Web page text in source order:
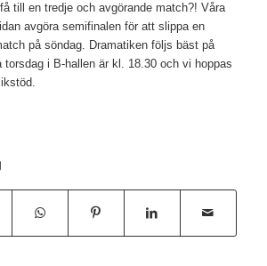
till en tredje och avgörande match?! Våra
avgöra semifinalen för att slippa en
på söndag. Dramatiken följs bäst på
i B-hallen är kl. 18.30 och vi hoppas